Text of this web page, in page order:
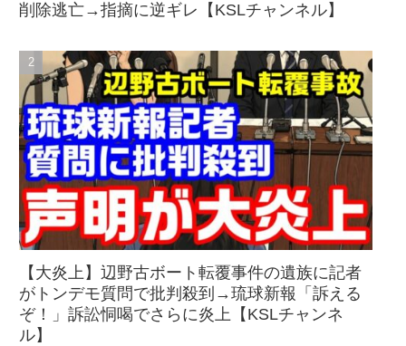
削除逃亡→指摘に逆ギレ【KSLチャンネル】
【大炎上】辺野古ボート転覆事件の遺族に記者
がトンデモ質問で批判殺到→琉球新報「訴える
ぞ！」訴訟恫喝でさらに炎上【KSLチャンネ
ル】